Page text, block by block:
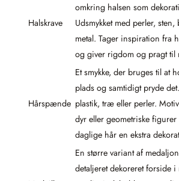
Halskrave
omkring halsen som
Udsmykket med perler,
metal. Tager inspiration fra
og giver rigdom og pragt til
Hårspænde
Et smykke, der bruges til at
plads og samtidigt pryde
plastik, træ eller perler.
dyr eller geometriske
daglige hår en ekstra
En større variant af
detaljeret dekoreret forside i